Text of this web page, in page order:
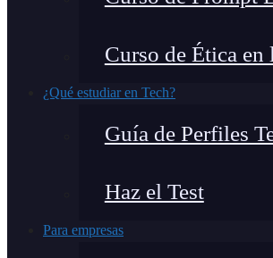
Curso de Ética
¿Qué estudiar en Tech?
Guía de Perfiles
Haz el Test
Para empresas